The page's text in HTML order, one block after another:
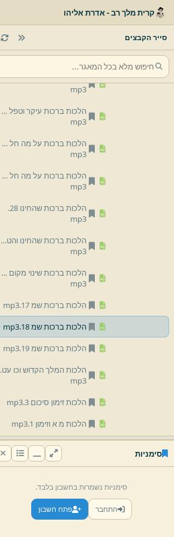
קרית מלך רב - אדרת אליהו
סייר הקבצים
הלכות ברכות ספקות 26.
mp3
mp3
הלכות ברכות עיקר וטפל 23.
mp3
הלכות ברכות עיקר וטפל 24.
mp3
הלכות ברכות על מה חל הברכה 20.
mp3
הלכות ברכות על מה חל הברכה 21.
mp3
הלכות ברכות שהחינו 28.
mp3
הלכות ברכות שהחינו והטוב 29.
mp3
הלכות ברכות שינוי מקום 16.
mp3
הלכות ברכות שמ 17.
mp3
הלכות ברכות שמ 18.
mp3
הלכות ברכות שמ 19.
mp3
הלכות המלך הקדוש וכו עט.
mp3
הלכות זימון סיכום 3.
mp3
הלכות מ א וזימון 1.
mp3
הלכות מ א וזימון 2. mp3
הלכות מוסף רח.mp3
הלכות תפילה 10.
הלכות תפילה 11.
סימניות
סימניות נשמרות בחשבון בלבד.
התחבר פתח חשבון